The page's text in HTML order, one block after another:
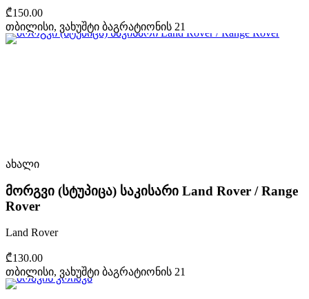
₾150.00
თბილისი, ვახუშტი ბაგრატიონის 21
ახალი
მორგვი (სტუპიცა) საკისარი Land Rover / Range
Rover
Land Rover
₾130.00
თბილისი, ვახუშტი ბაგრატიონის 21